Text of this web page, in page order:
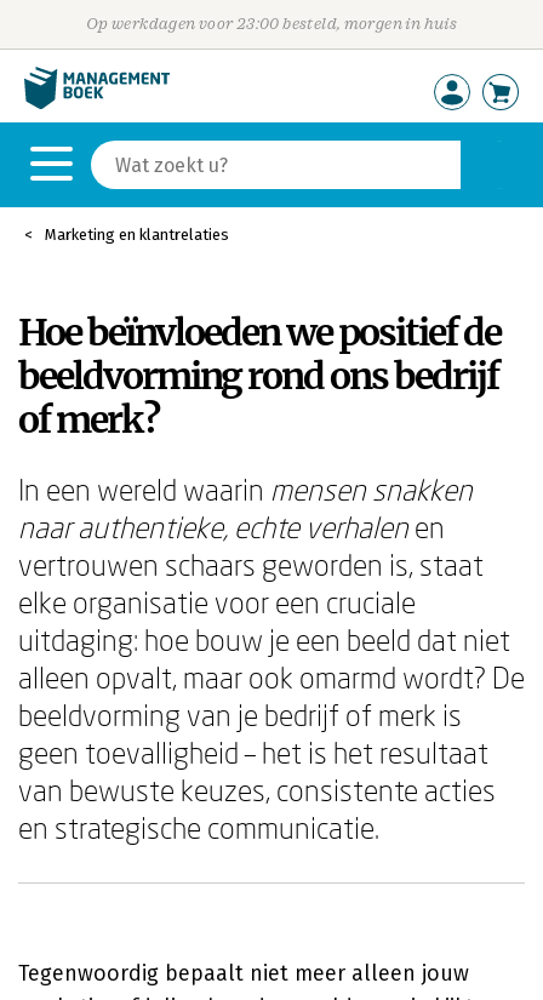
Op werkdagen voor 23:00 besteld, morgen in huis
Marketing en klantrelaties
Hoe beïnvloeden we positief de
beeldvorming rond ons bedrijf
of merk?
In een wereld waarin mensen snakken
naar authentieke, echte verhalenen
vertrouwen schaars geworden is, staat
elke organisatie voor een cruciale
uitdaging: hoe bouw je een beeld dat niet
alleen opvalt, maar ook omarmd wordt? De
beeldvorming van je bedrijf of merk is
geen toevalligheid – het is het resultaat
van bewuste keuzes, consistente acties
en strategische communicatie.
Tegenwoordig bepaalt niet meer alleen jouw